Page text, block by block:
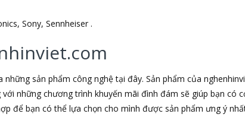
Sony, Sennheiser .
sản phẩm công nghệ tại đây. Sản phẩm của
những chương trình khuyến mãi đình đám sẽ giúp bạn có
để bạn có thể lựa chọn cho mình được sản phẩm ưng ý